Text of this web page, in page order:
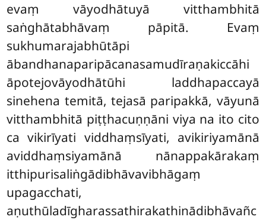
evaṃ vāyodhātuyā vitthambhitā
saṅghātabhāvaṃ pāpitā. Evaṃ
sukhumarajabhūtāpi
ābandhanaparipācanasamudīraṇakiccāhi
āpotejovāyodhātūhi laddhapaccayā
sinehena temitā, tejasā paripakkā, vāyunā
vitthambhitā piṭṭhacuṇṇāni viya na ito cito
ca vikirīyati viddhaṃsīyati, avikiriyamānā
aviddhaṃsiyamānā nānappakārakaṃ
itthipurisaliṅgādibhāvavibhāgaṃ
upagacchati,
aṇuthūladīgharassathirakathinādibhāvañc